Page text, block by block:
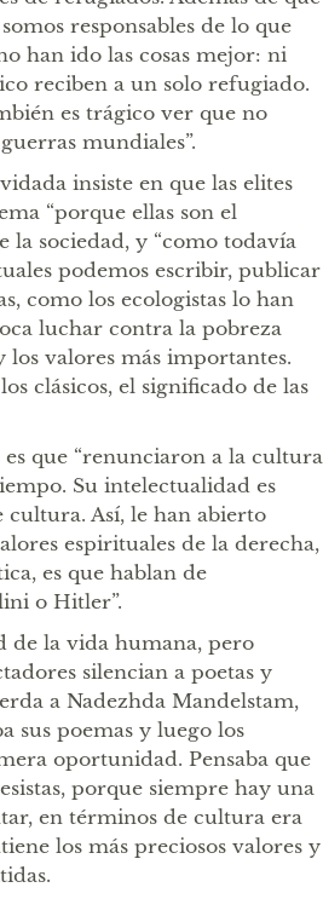
responsables de lo que
han ido las cosas mejor: ni
reciben a un solo refugiado.
es trágico ver que no
mundiales”.
insiste en que las elites
“porque ellas son el
la sociedad, y “como todavía
podemos escribir, publicar
como los ecologistas lo han
luchar contra la pobreza
los valores más importantes.
clásicos, el significado de las
que “renunciaron a la cultura
Su intelectualidad es
cultura. Así, le han abierto
espirituales de la derecha,
es que hablan de
o Hitler”.
de la vida humana, pero
silencian a poetas y
a Nadezhda Mandelstam,
sus poemas y luego los
oportunidad. Pensaba que
porque siempre hay una
en términos de cultura era
los más preciosos valores y